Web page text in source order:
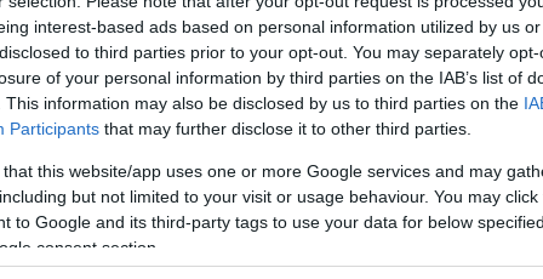
interest-based ads based on personal information utilized by us
to third parties prior to your opt-out. You may separately
of your personal information by third parties on the IAB’s list of
This information may also be disclosed by us to third parties on the
Participants that may further disclose it to other third parties.
that this website/app uses one or more Google services and may
but not limited to your visit or usage behaviour. You may
to Google and its third-party tags to use your data for below
consent section.
tudományos vizsgálatok szerint számos
rendelkezik. Ezek gyakran olcsóbbak, könnyebben
étrendnek. A kutatók szerint különösen azok
amelyek nagy mennyiségben tartalmaznak
vegyületeket, amelyek támogatják az erek
arra, hogy bizonyos hagyományos zöldségek
az alacsonyabb vérnyomással, a kedvezőbb
kisebb kockázatával.